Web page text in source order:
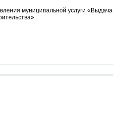
муниципальной услуги